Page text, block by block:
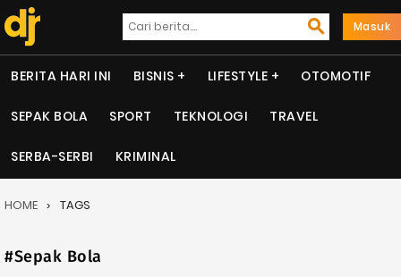
Masuk
BERITA HARI INI BISNIS LIFESTYLE OTOMOTIF
SEPAK BOLA SPORT TEKNOLOGI TRAVEL
SERBA-SERBI KRIMINAL
HOME TAGS
#Sepak Bola